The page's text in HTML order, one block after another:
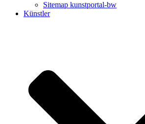
Sitemap kunstportal-bw
Künstler